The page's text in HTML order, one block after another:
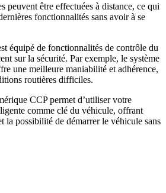
peuvent être effectuées à distance, ce qui
fonctionnalités sans avoir à se
équipé de fonctionnalités de contrôle du
sur la sécurité. Par exemple, le système
une meilleure maniabilité et adhérence,
routières difficiles.
CCP permet d’utiliser votre
comme clé du véhicule, offrant
la possibilité de démarrer le véhicule sans